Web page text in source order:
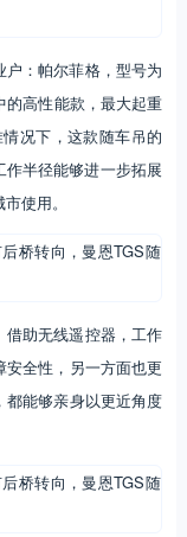
：帕尔菲格，型号为
的高性能款，最大起重
况下，这款随车吊的
半径能够进一步拓展
使用。
助无线遥控器，工作
全性，另一方面也更
能够亲身以更近角度